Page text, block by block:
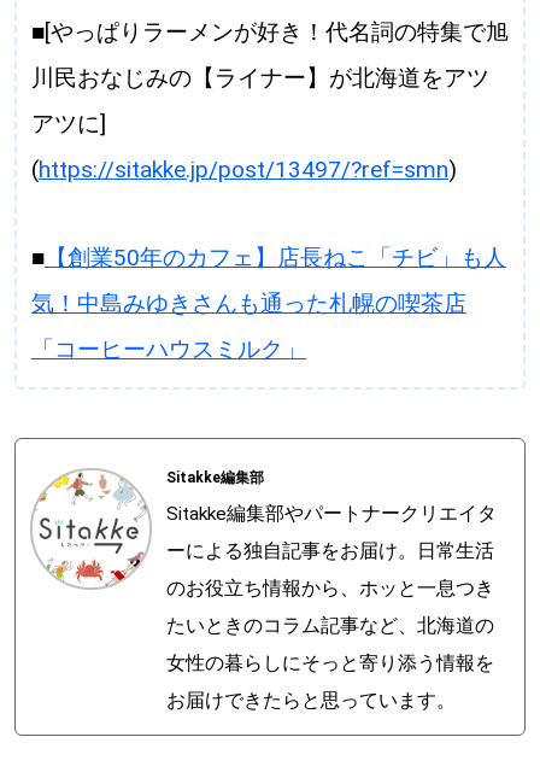
■[やっぱりラーメンが好き！代名詞の特集で旭
川民おなじみの【ライナー】が北海道をアツ
アツに]
(https://sitakke.jp/post/13497/?ref=smn)
■【創業50年のカフェ】店長ねこ「チビ」も人
気！中島みゆきさんも通った札幌の喫茶店
「コーヒーハウスミルク」
Sitakke編集部
Sitakke編集部やパートナークリエイタ
ーによる独自記事をお届け。日常生活
のお役立ち情報から、ホッと一息つき
たいときのコラム記事など、北海道の
女性の暮らしにそっと寄り添う情報を
お届けできたらと思っています。